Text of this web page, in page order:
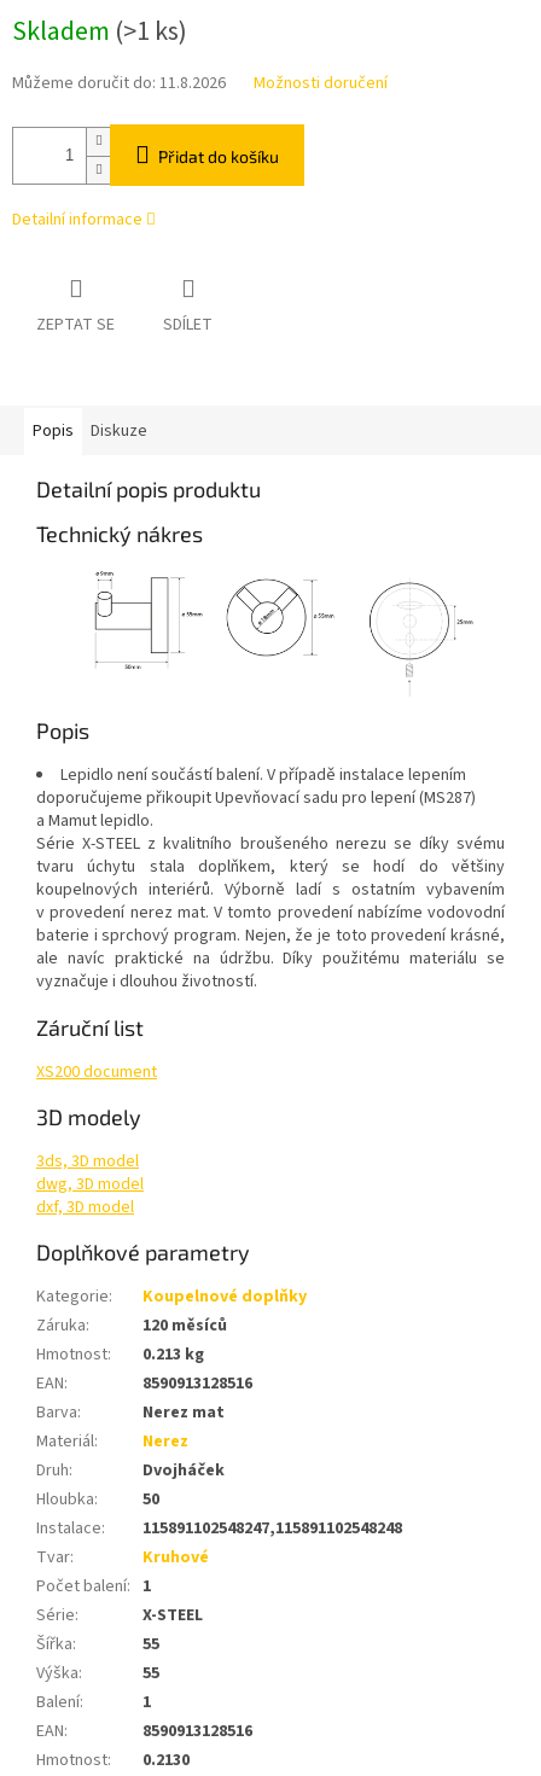
cena:
Skladem (>1 ks)
Můžeme doručit do: 11.8.2026 Možnosti doručení
Přidat do košíku
Detailní informace
ZEPTAT SE SDÍLET
Popis Diskuze
Detailní popis produktu
Technický nákres
Popis
Lepidlo není součástí balení. V případě instalace lepením
doporučujeme přikoupit Upevňovací sadu pro lepení (MS287)
a Mamut lepidlo.
Série X-STEEL z kvalitního broušeného nerezu se díky svému
tvaru úchytu stala doplňkem, který se hodí do většiny
koupelnových interiérů. Výborně ladí s ostatním vybavením
v provedení nerez mat. V tomto provedení nabízíme vodovodní
baterie i sprchový program. Nejen, že je toto provedení krásné,
ale navíc praktické na údržbu. Díky použitému materiálu se
vyznačuje i dlouhou životností.
Záruční list
XS200 document
3D modely
3ds, 3D model
dwg, 3D model
dxf, 3D model
Doplňkové parametry
Kategorie:
Koupelnové doplňky
Záruka:
120 měsíců
Hmotnost:
0.213 kg
EAN:
8590913128516
Barva:
Nerez mat
Materiál:
Nerez
Druh:
Dvojháček
Hloubka:
50
Instalace:
115891102548247,115891102548248
Tvar:
Kruhové
Počet balení: 1
Série:
X-STEEL
Šířka:
55
Výška:
55
Balení:
1
EAN:
8590913128516
Hmotnost:
0.2130